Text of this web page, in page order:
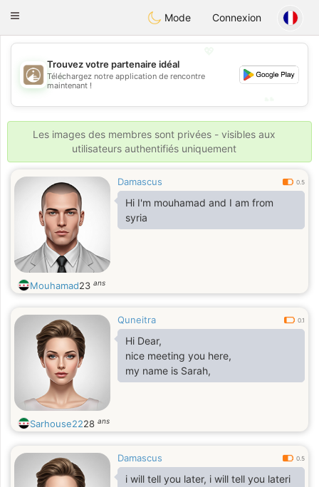
Bahebik
Toggle
Mode Connexion
💖
💕
Trouvez votre partenaire idéal
Téléchargez notre application de rencontre
maintenant !
Les images des membres sont privées - visibles aux
utilisateurs authentifiés uniquement
Damascus 0.5
Hi I'm mouhamad and I am from
syria
Mouhamad23 ans
Quneitra 0.1
Hi Dear,
nice meeting you here,
my name is Sarah,
Sarhouse2228 ans
Damascus 0.5
i will tell you later, i will tell you lateri